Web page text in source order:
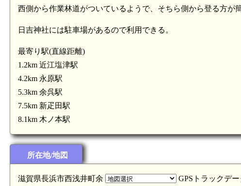
西側から作業林道がついているようで、そちら側から登る方が
日吉神社には駐車場があるので利用できる。
最寄り駅(直線距離)
1.2km 近江塩津駅
4.2km 永原駅
5.3km 余呉駅
7.5km 新疋田駅
8.1km 木ノ本駅
所在地/地図
滋賀県長浜市西浅井町余 GPSトラックデ